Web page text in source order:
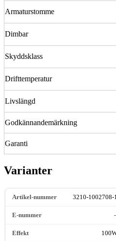
Armaturstomme
Dimbar
Skyddsklass
Drifttemperatur
Livslängd
Godkännandemärkning
Garanti
Varianter
3210-1002708-1